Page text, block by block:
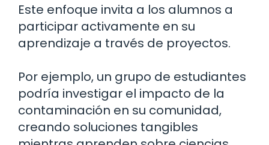
Este enfoque invita a los alumnos a
participar activamente en su
aprendizaje a través de proyectos.
Por ejemplo, un grupo de estudiantes
podría investigar el impacto de la
contaminación en su comunidad,
creando soluciones tangibles